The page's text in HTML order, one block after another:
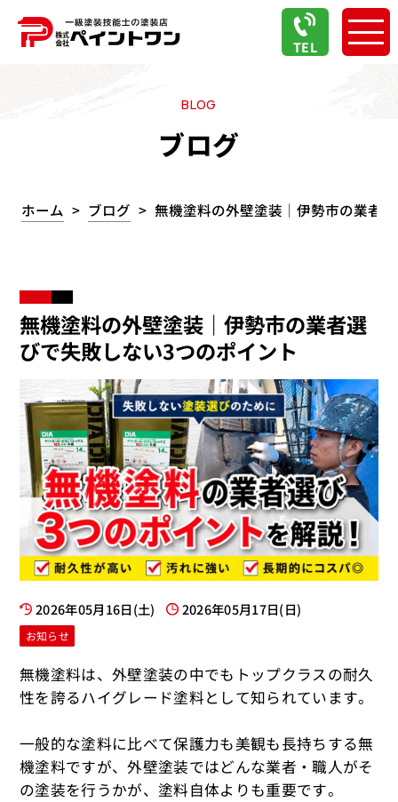
TEL
BLOG
ブログ
ホーム ブログ 無機塗料の外壁塗装｜伊勢市の業者
無機塗料の外壁塗装｜伊勢市の業者選
びで失敗しない3つのポイント
2026年05月16日(土) 2026年05月17日(日)
お知らせ
無機塗料は、外壁塗装の中でもトップクラスの耐久
性を誇るハイグレード塗料として知られています。
一般的な塗料に比べて保護力も美観も長持ちする無
機塗料ですが、外壁塗装ではどんな業者・職人がそ
の塗装を行うかが、塗料自体よりも重要です。